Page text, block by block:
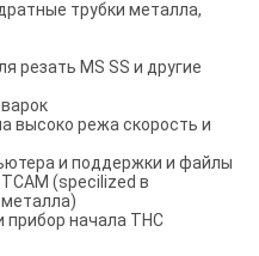
трубки металла,
резать MS SS и другие
высоко режа скорость и
и поддержки и файлы
(specilized в
прибор начала THC